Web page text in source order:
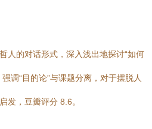
人的对话形式，深入浅出地探讨“如何
调“目的论”与课题分离，对于摆脱人
发，豆瓣评分 8.6。